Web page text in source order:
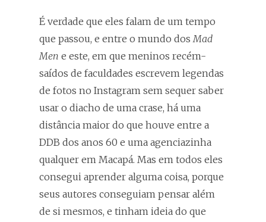
É verdade que eles falam de um tempo
que passou, e entre o mundo dosMad
Men e este, em que meninos recém-
saídos de faculdades escrevem legendas
de fotos no Instagram sem sequer saber
usar o diacho de uma crase, há uma
distância maior do que houve entre a
DDB dos anos 60 e uma agenciazinha
qualquer em Macapá. Mas em todos eles
consegui aprender alguma coisa, porque
seus autores conseguiam pensar além
de si mesmos, e tinham ideia do que